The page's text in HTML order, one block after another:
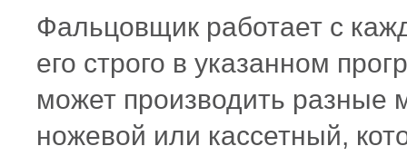
Фальцовщик работает с
его строго в указанном
может производить разные
ножевой или кассетный,